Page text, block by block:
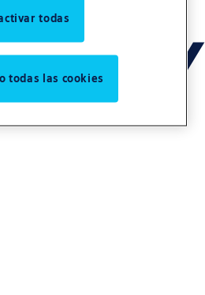
todas
todas las cookies